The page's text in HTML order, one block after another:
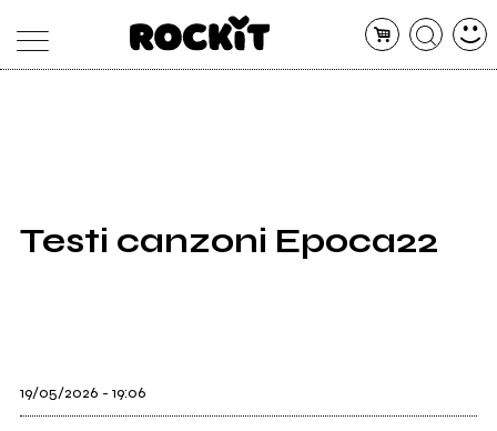
SHOP
Testi canzoni Epoca22
19/05/2026 - 19:06